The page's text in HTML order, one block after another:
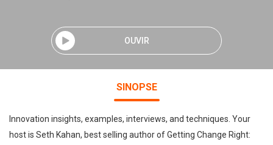
OUVIR
SINOPSE
Innovation insights, examples, interviews, and techniques. Your
host is Seth Kahan, best selling author of Getting Change Right: